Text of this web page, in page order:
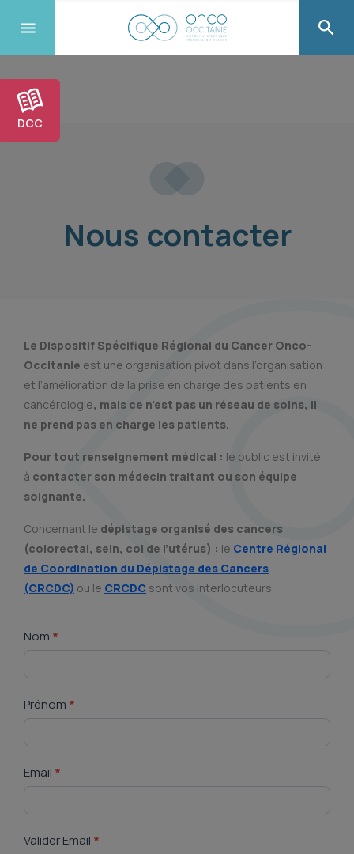
DCC
Nous contacter
Le Dispositif Spécifique Régional du Cancer Onco-
Occitanie est une organisation pivot dans l’organisation
et l’amélioration de la prise en charge des patients en
cancérologie, mais ce n’est pas un réseau de soins, il
ne prend pas en charge les patients.
Pour tout renseignement médical : le public est invité
à contacter son médecin traitant ou son équipe
soignante.
Concernant le dépistage organisé des cancers
(colorectal, sein, col de l’utérus) : le Centre Régional
de Coordination du Dépistage des Cancers
(CRCDC) ou le CRCDC sont vos interlocuteurs.
Contact
Nom *
Prénom *
Email *
Valider Email *